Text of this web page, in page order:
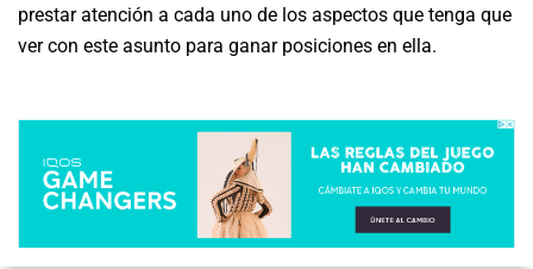
prestar atención a cada uno de los aspectos que tenga que
ver con este asunto para ganar posiciones en ella.